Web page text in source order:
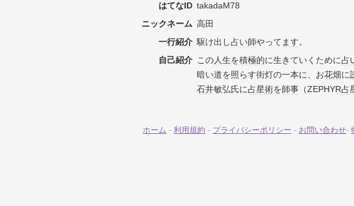
はてなID takadaM78
ニックネーム 高田
一行紹介 駆け出し占い師やって ます。
自己紹介 この人生を積極的に生きていくために占
暗い道を照らす街灯の一本に、お花畑に
石井敏弘氏に占星術を師事 （ZEPHYR占
ホーム - 利用規約 - プライバシーポリシー - お問い合わせ-